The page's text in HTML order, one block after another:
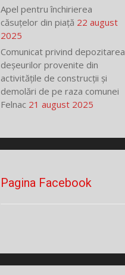
Apel pentru închirierea
căsuțelor din piață 22 august
2025
Comunicat privind depozitarea
deșeurilor provenite din
activitățile de construcții și
demolări de pe raza comunei
Felnac 21 august 2025
Pagina Facebook